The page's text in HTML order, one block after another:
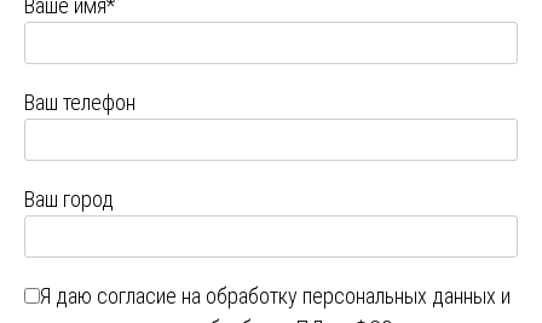
Ваше имя*
Ваш телефон
Ваш город
Я даю согласие на обработку персональных данных и